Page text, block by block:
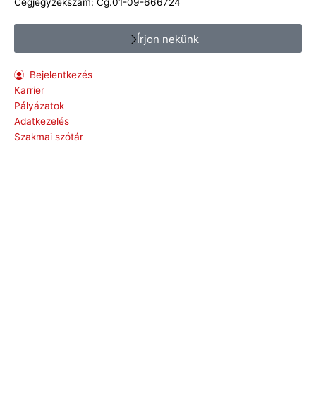
Írjon nekünk
Bejelentkezés
Karrier
Pályázatok
Adatkezelés
Szakmai szótár